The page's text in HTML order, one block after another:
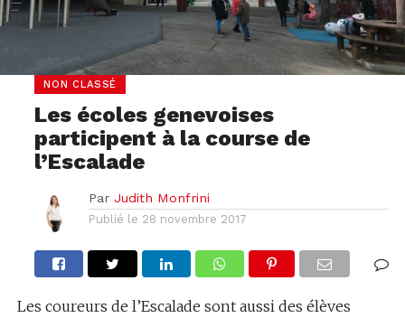
NON CLASSÉ
Les écoles genevoises
participent à la course de
l’Escalade
Par Judith Monfrini
Publié le 28 novembre 2017
Les coureurs de l’Escalade sont aussi des élèves